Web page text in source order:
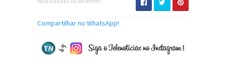
Compartilhar no WhatsApp!